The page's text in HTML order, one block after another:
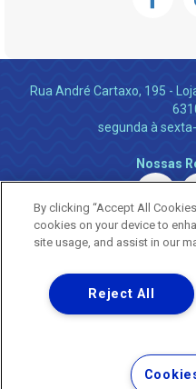
Rua André Cartaxo, 195 -
segunda à
Nossas
Uma empresa
Copyright ®
Nossa
Termos Gerais de
By clicking “Accept All
cookies on your device to
site usage, and assist in our
Reject All